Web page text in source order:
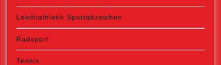
Leichtathletik Sportabzeichen
Radsport
Tennis